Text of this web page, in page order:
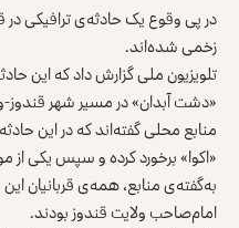
در پی وقوع یک حادثه‌ی ترافیکی در
زخمی شده‌اند.
«دشت آبدان» در مسیر شهر
منابع محلی گفته‌اند که در این
«اکوا» برخورد کرده و سپس یکی
به‌گفته‌ی منابع، همه‌ی قربانیان
امام‌صاحب ولایت قندوز بودند.